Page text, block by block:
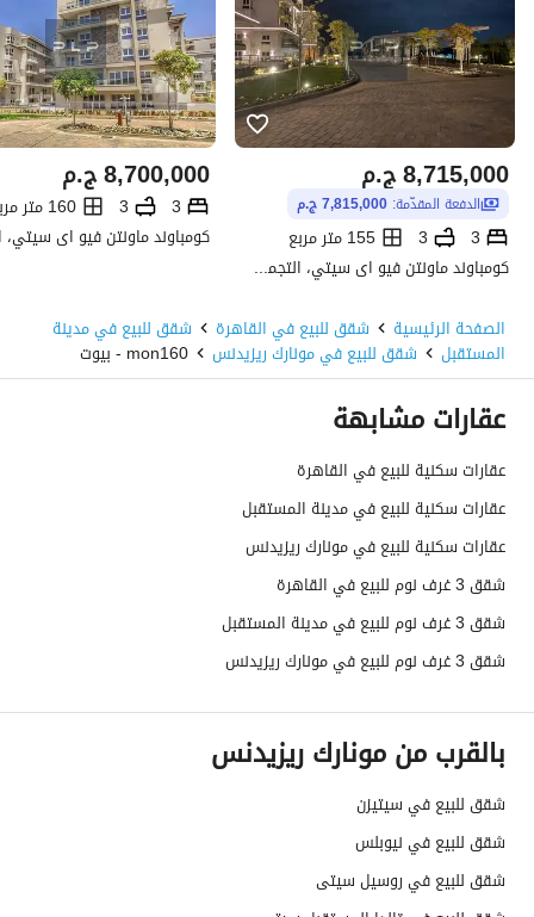
ج.م8,715,000
الدفعة المقدّمة: 7,815,000 ج.م
3
3
155 متر مربع
كومباوند ماونتن فيو اى سيتي، التجمع الخامس، القاهرة الجديدة، القاهرة
ج.م8,700,000
3
3 160 متر مربع
الصفحة الرئيسية شقق للبيع في القاهرة شقق للبيع في مدينة
المستقبل شقق للبيع في مونارك ريزيدنس mon160 - بيوت
عقارات مشابهة
عقارات سكنية للبيع في القاهرة
عقارات سكنية للبيع في مدينة المستقبل
عقارات سكنية للبيع في مونارك ريزيدنس
شقق 3 غرف نوم للبيع في القاهرة
شقق 3 غرف نوم للبيع في مدينة المستقبل
شقق 3 غرف نوم للبيع في مونارك ريزيدنس
بالقرب من مونارك ريزيدنس
شقق للبيع في سيتيزن
شقق للبيع في نيوبلس
شقق للبيع في روسيل سيتى